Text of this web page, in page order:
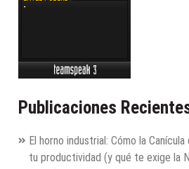
Publicaciones
El horno industrial: Cómo la
tu productividad (y qué te exige la